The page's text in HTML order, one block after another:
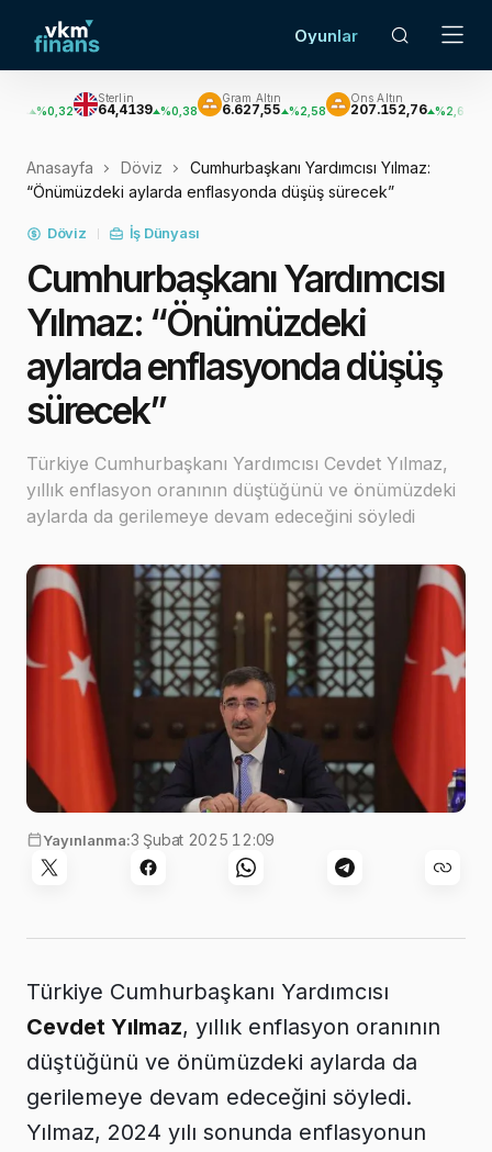
Oyunlar
64,4139 %0,38
Gram Altın
6.627,55 %2,58
Ons Altın
207.152,76 %2,62 3.033,47
Anasayfa Döviz
Cumhurbaşkanı Yardımcısı Yılmaz:
“Önümüzdeki aylarda enflasyonda düşüş sürecek”
Döviz İş Dünyası
Cumhurbaşkanı Yardımcısı
Yılmaz: “Önümüzdeki
aylarda enflasyonda düşüş
sürecek”
Türkiye Cumhurbaşkanı Yardımcısı Cevdet Yılmaz,
yıllık enflasyon oranının düştüğünü ve önümüzdeki
aylarda da gerilemeye devam edeceğini söyledi
Yayınlanma:3 Şubat 2025 12:09
Türkiye Cumhurbaşkanı Yardımcısı
Cevdet Yılmaz, yıllık enflasyon oranının
düştüğünü ve önümüzdeki aylarda da
gerilemeye devam edeceğini söyledi.
Yılmaz, 2024 yılı sonunda enflasyonun